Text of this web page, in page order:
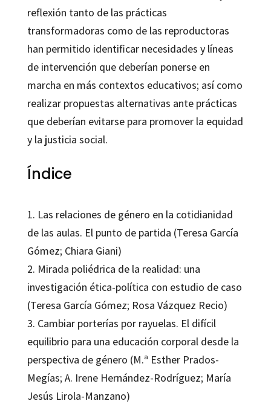
reflexión tanto de las prácticas
transformadoras como de las reproductoras
han permitido identificar necesidades y líneas
de intervención que deberían ponerse en
marcha en más contextos educativos; así como
realizar propuestas alternativas ante prácticas
que deberían evitarse para promover la equidad
y la justicia social.
Índice
1. Las relaciones de género en la cotidianidad
de las aulas. El punto de partida (Teresa García
Gómez; Chiara Giani)
2. Mirada poliédrica de la realidad: una
investigación ética-política con estudio de caso
(Teresa García Gómez; Rosa Vázquez Recio)
3. Cambiar porterías por rayuelas. El difícil
equilibrio para una educación corporal desde la
perspectiva de género (M.ª Esther Prados-
Megías; A. Irene Hernández-Rodríguez; María
Jesús Lirola-Manzano)